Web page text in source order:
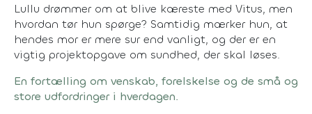
Lullu drømmer om at blive kæreste med Vitus, men
hvordan tør hun spørge? Samtidig mærker hun, at
hendes mor er mere sur end vanligt, og der er en
vigtig projektopgave om sundhed, der skal løses.
En fortælling om venskab, forelskelse og de små og
store udfordringer i hverdagen.